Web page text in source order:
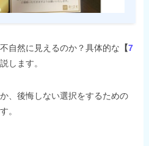
自然に見えるのか？具体的な 【7
します。
、後悔しない選択をするための
。